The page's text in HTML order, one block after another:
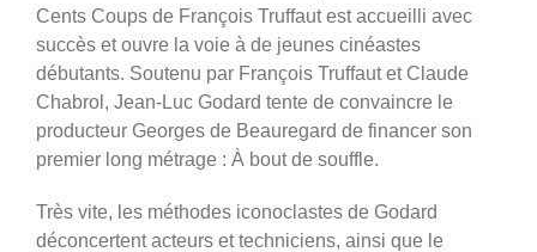
Cents Coups de François Truffaut est accueilli avec
succès et ouvre la voie à de jeunes cinéastes
débutants. Soutenu par François Truffaut et Claude
Chabrol, Jean-Luc Godard tente de convaincre le
producteur Georges de Beauregard de financer son
premier long métrage : À bout de souffle.
Très vite, les méthodes iconoclastes de Godard
déconcertent acteurs et techniciens, ainsi que le